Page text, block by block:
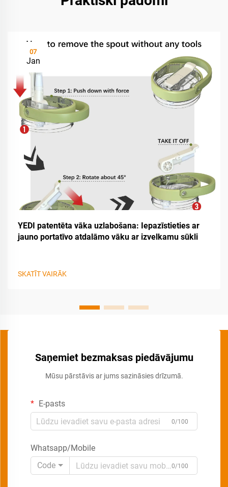
07
Jan
YEDI patentēta vāka uzlabošana: Iepazīstieties ar
jauno portatīvo atdalāmo vāku ar izvelkamu sūkli
SKATĪT VAIRĀK
Saņemiet bezmaksas piedāvājumu
Mūsu pārstāvis ar jums sazināsies drīzumā.
E-pasts
0/100
Whatsapp/Mobile
Code
0/100